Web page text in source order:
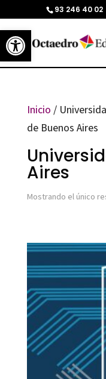
Abrir barra de
93 246 40 02
Inicio /
de Buenos Aires
Aires
Mostrando el único